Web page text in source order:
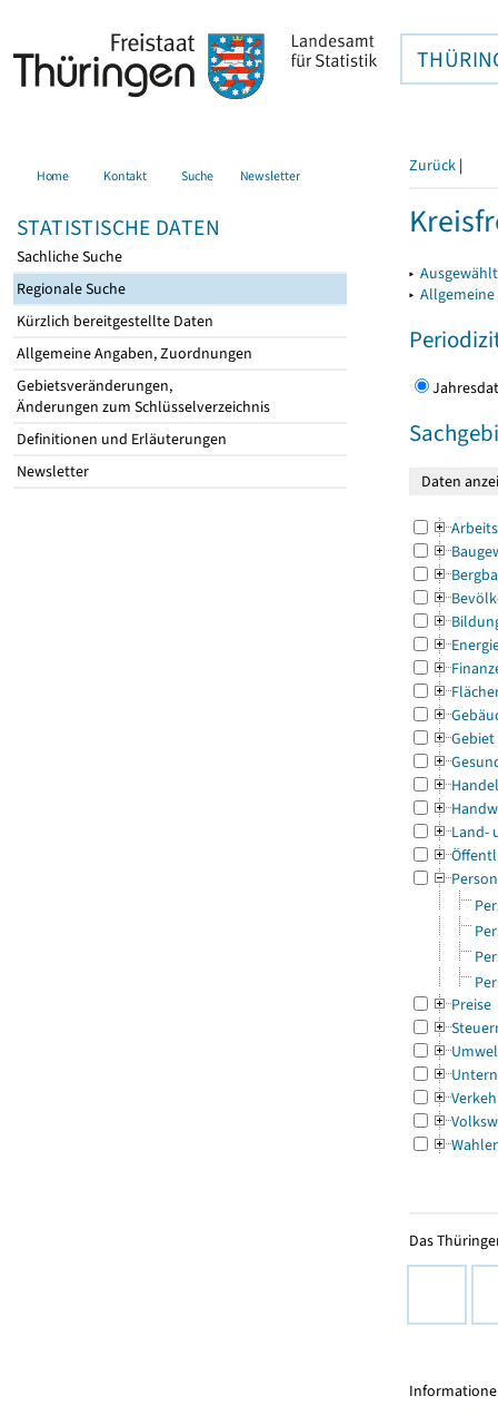
Home Kontakt Suche Newsletter
STATISTISCHE DATEN
Sachliche Suche
Regionale Suche
Kürzlich bereitgestellte Daten
Allgemeine Angaben, Zuordnungen
Gebietsveränderungen,
Änderungen zum Schlüsselverzeichnis
Definitionen und Erläuterungen
Newsletter
Zurück |
▸
▸
Gebiet
Land-
Preise
Das